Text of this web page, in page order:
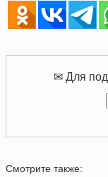
✉ Для
Смотрите также: